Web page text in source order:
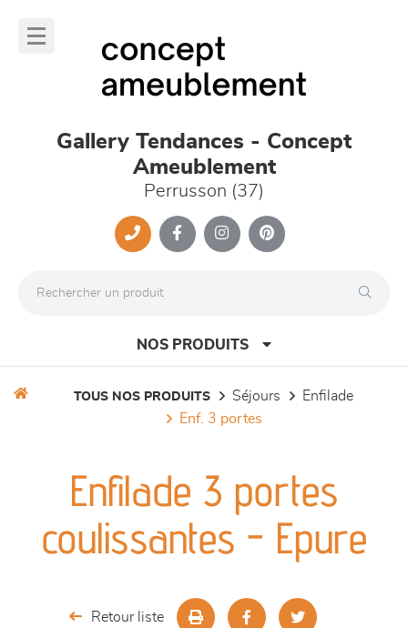
Gallery Tendances - Concept
Ameublement
Perrusson (37)
NOS PRODUITS
séjours
meubles de complément
TOUS NOS PRODUITS séjours
enfilade
enf. 3 portes
Enfilade 3 portes
coulissantes - Epure
Retour liste